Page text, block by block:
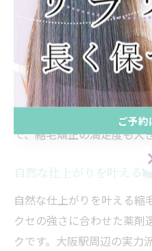
ゴワつきを抑えるために
配合したトリートメントを
また、髪質やダメージレベ
く調整できるサロンは、失
を叶えやすい傾向がありま
た髪質改善メニューを提供
で、縮毛矯正の満足度も大
自然な仕上がりを叶える
自然な仕上がりを叶える縮
クセの強さに合わせた薬剤
クです。大阪駅周辺の実力
ご予約